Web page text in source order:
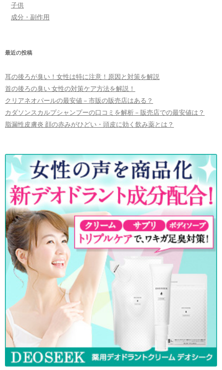
子供
成分・副作用
最近の投稿
耳の後ろが臭い！女性は特に注意！原因と対策を解説
首の後ろの臭い 女性の対策ケア方法を解説！
クリアネオパールの最安値 – 市販の販売店はある？
カダソンスカルプシャンプーの口コミを解析 – 販売店での最安値は？
脂漏性皮膚炎 顔の赤みがひどい・頭皮に効く飲み薬とは？